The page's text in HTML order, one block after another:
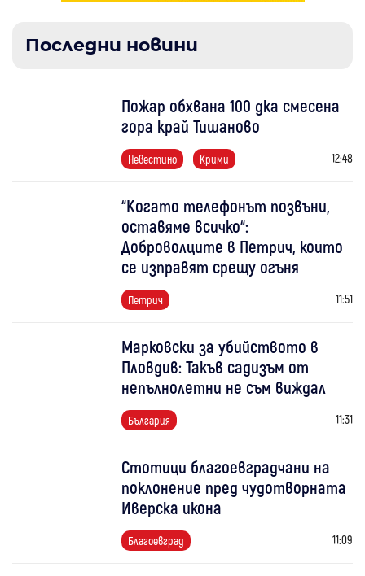
Последни новини
Пожар обхвана 100 дка смесена
гора край Тишаново
Невестино Крими 12:48
“Когато телефонът позвъни,
оставяме всичко“:
Доброволците в Петрич, които
се изправят срещу огъня
Петрич 11:51
Марковски за убийството в
Пловдив: Такъв садизъм от
непълнолетни не съм виждал
България 11:31
Стотици благоевградчани на
поклонение пред чудотворната
Иверска икона
Благоевград 11:09